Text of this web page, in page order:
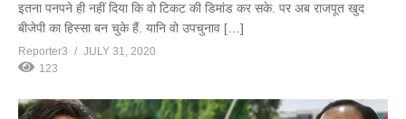
इतना पनपने ही नहीं दिया कि वो टिकट की डिमांड कर सके. पर अब राजपूत खुद
बीजेपी का हिस्सा बन चुके हैं. यानि वो उपचुनाव […]
Reporter3
JULY 31, 2020
123